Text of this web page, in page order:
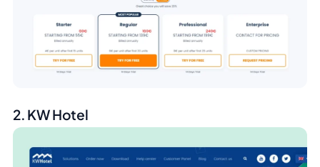
2. KW Hotel